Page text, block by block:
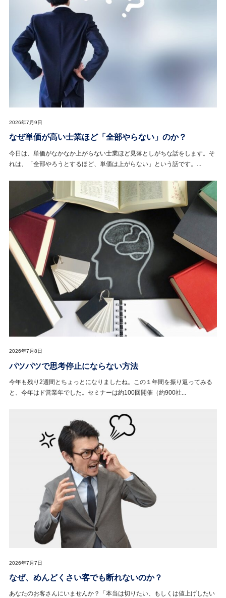
2026年7月9日
なぜ単価が高い士業ほど「全部やらない」のか？
今日は、単価がなかなか上がらない士業ほど見落としがちな話をします。そ
れは、「全部やろうとするほど、単価は上がらない」という話です。...
2026年7月8日
パツパツで思考停止にならない方法
今年も残り2週間とちょっとになりましたね。この１年間を振り返ってみる
と、今年はド営業年でした。セミナーは約100回開催（約900社...
2026年7月7日
なぜ、めんどくさい客でも断れないのか？
あなたのお客さんにいませんか？「本当は切りたい、もしくは値上げしたい